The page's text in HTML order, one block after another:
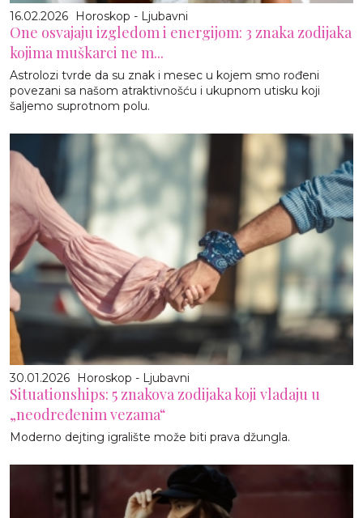
16.02.2026 Horoskop - Ljubavni
One osvajaju izgledom i energijom: 3 znaka zodijaka
kojima muškarci ne m...
Astrolozi tvrde da su znak i mesec u kojem smo rođeni
povezani sa našom atraktivnošću i ukupnom utisku koji
šaljemo suprotnom polu.
30.01.2026 Horoskop - Ljubavni
Situationships: 5 znakova zodijaka koji vladaju u
„neodređenim vezama“
Moderno dejting igralište može biti prava džungla.